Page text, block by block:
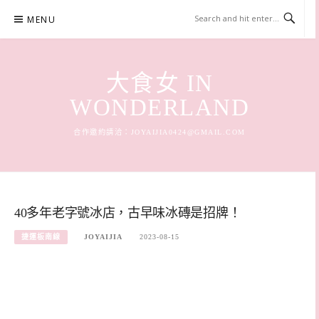
content
MENU
大食女 IN
WONDERLAND
合作邀約請洽： JOYAIJIA0424@GMAIL.COM
40多年老字號冰店，古早味冰磚是招牌！
捷運板南線 JOYAIJIA 2023-08-15